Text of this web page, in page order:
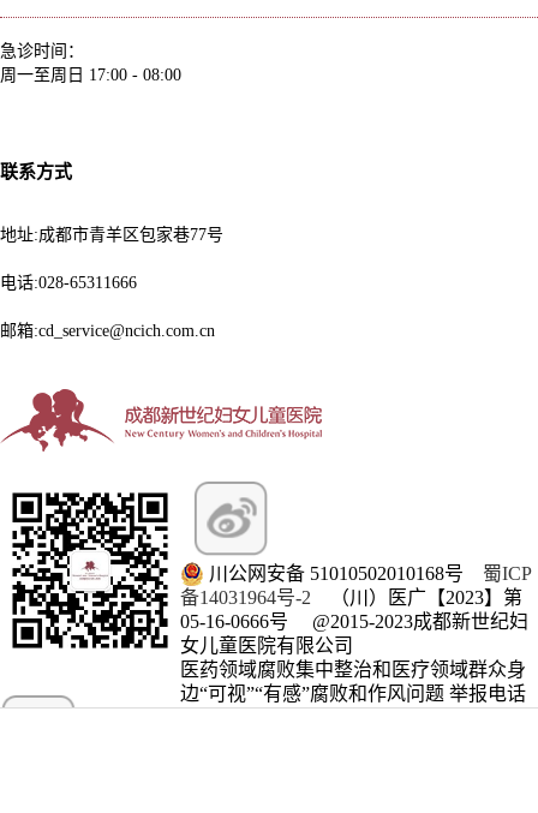
急诊时间：
周一至周日 17:00 - 08:00
联系方式
地址:成都市青羊区包家巷77号
电话:028-65311666
邮箱:cd_service@ncich.com.cn
川公网安备 51010502010168号 蜀ICP
备14031964号-2 （川）医广【2023】第
05-16-0666号 @2015-2023成都新世纪妇
女儿童医院有限公司
医药领域腐败集中整治和医疗领域群众身
边“可视”“有感”腐败和作风问题 举报电话